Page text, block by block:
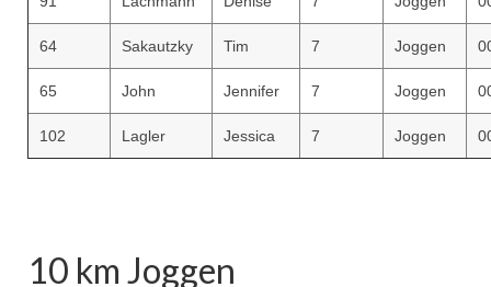
64 Sakautzky Tim 7 Joggen
65 John Jennifer 7 Joggen
102 Lagler Jessica 7 Joggen
10 km Joggen